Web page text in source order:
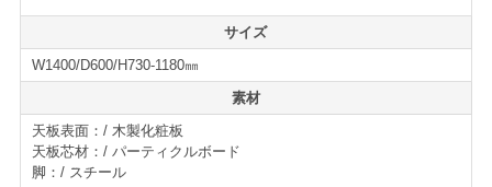
デスクワークにありがちな長時間同じ姿勢で過ごす事を
抑制し、健康維持、効率向上、交流促進などの効果が導
かれる次世代デスクです。
昇降スイッチは、インジゲーター付コントロールパネル
になっており、デスクの高さを数値で表示してくれま
サイズ
W1400/D600/H730-1180㎜
素材
天板表面：/ 木製化粧板
天板芯材：/ パーティクルボード
脚：/ スチール